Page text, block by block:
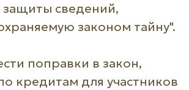
сведений,
законом тайну".
поправки в закон,
кредитам для участников